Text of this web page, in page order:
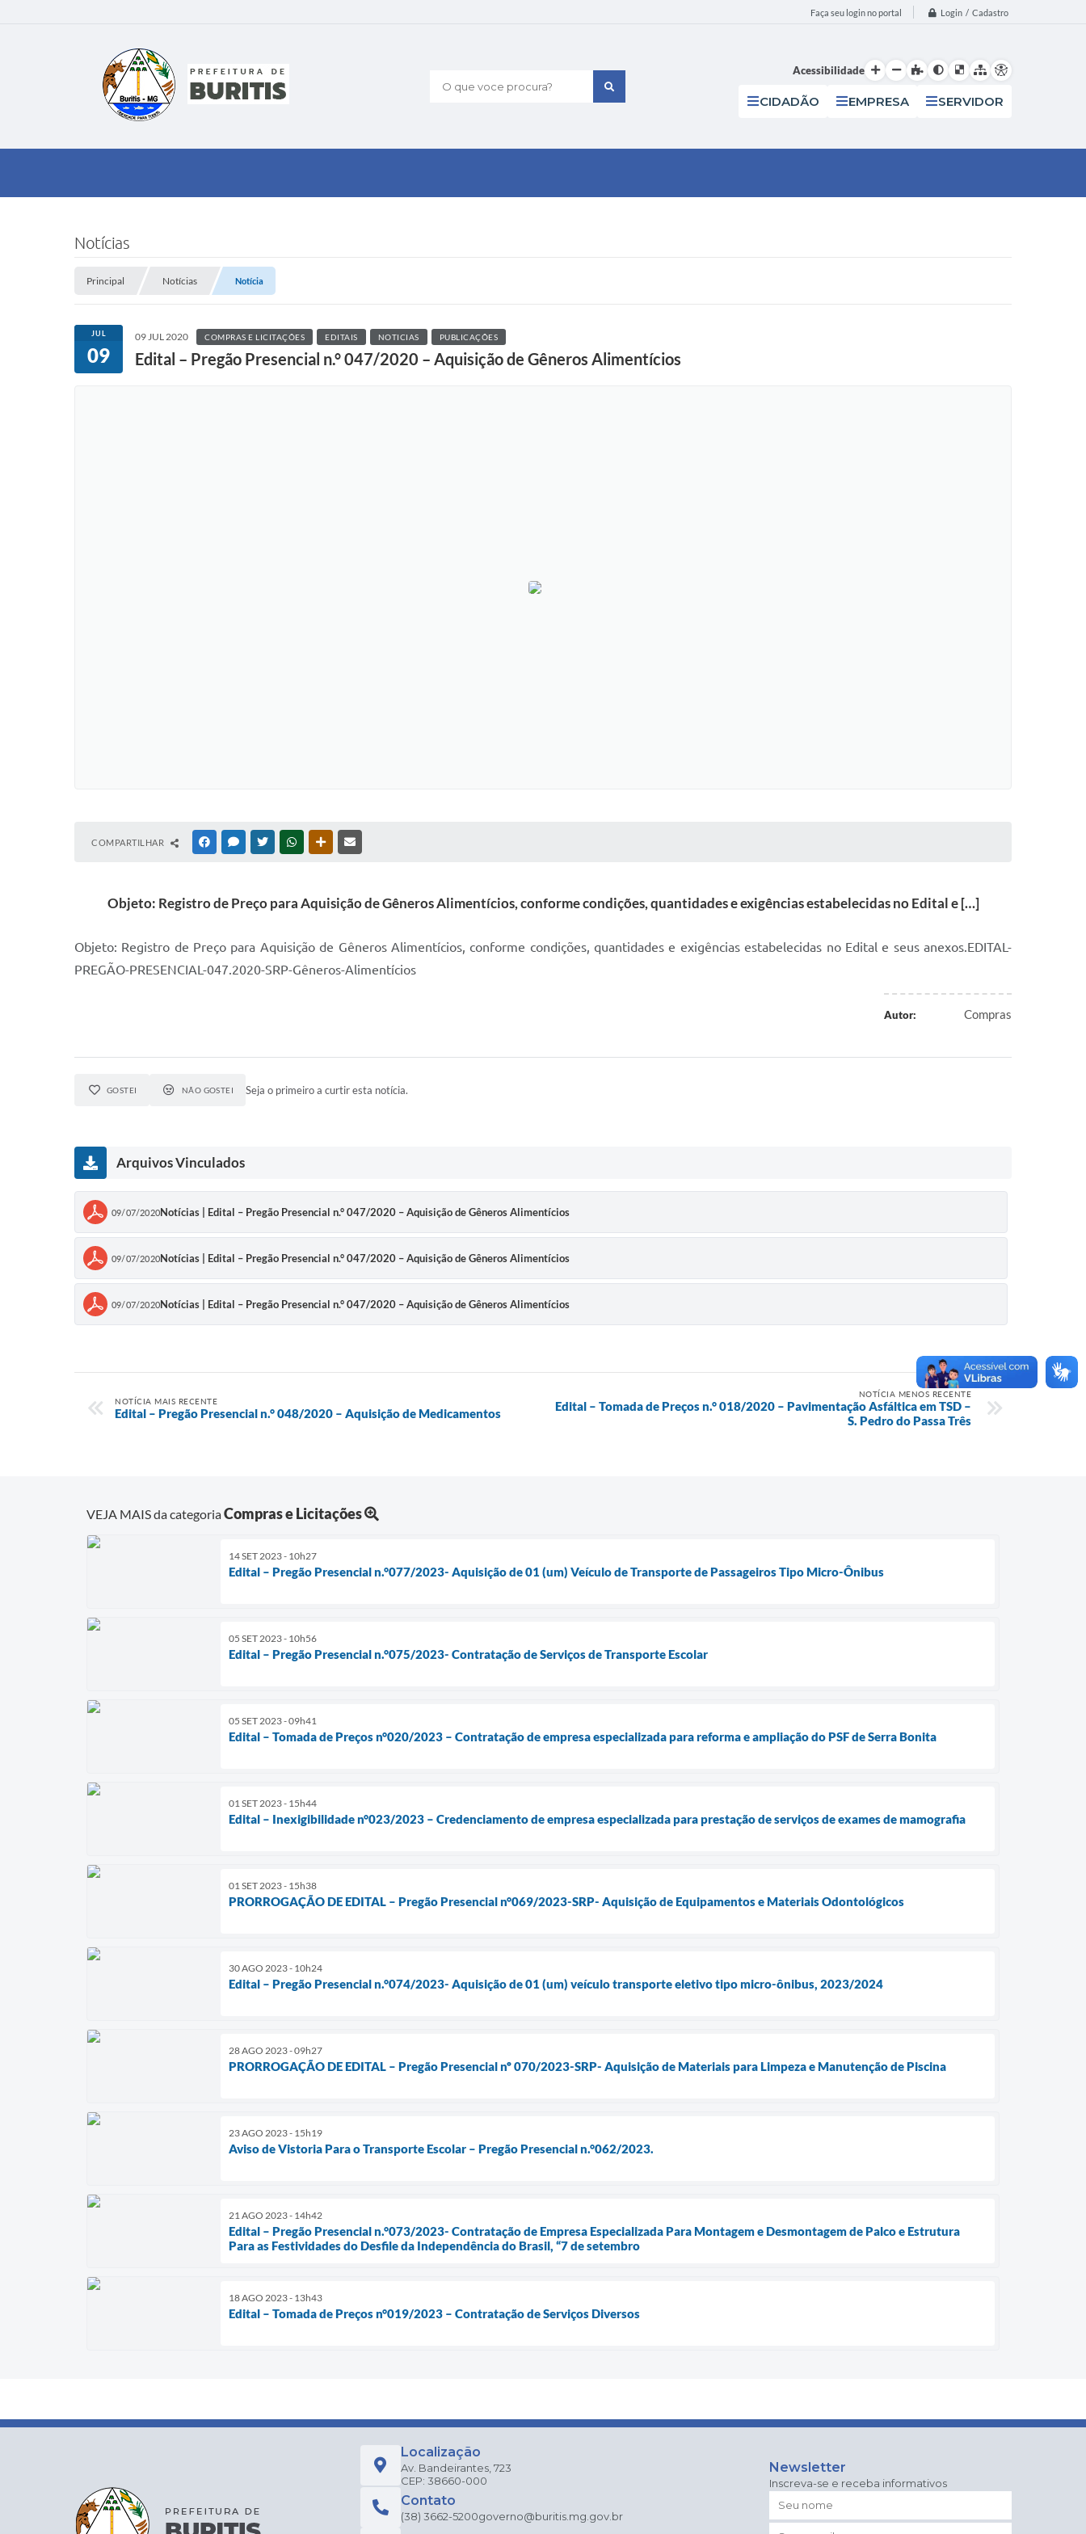
Faça seu login no portal Login / Cadastro
O que voce procura?
Acessibilidade
CIDADÃO EMPRESA SERVIDOR
Notícias
Principal Notícias Notícia
JUL
09
09 JUL 2020 COMPRAS E LICITAÇÕES EDITAIS NOTICIAS PUBLICAÇÕES
Edital – Pregão Presencial n.° 047/2020 – Aquisição de Gêneros Alimentícios
COMPARTILHAR FACEBOOKMESSENGER
TWITTERWHATSAPPOUTRAS MÍDIAS
Objeto: Registro de Preço para Aquisição de Gêneros Alimentícios, conforme condições, quantidades e exigências estabelecidas no Edital e […]
Objeto: Registro de Preço para Aquisição de Gêneros Alimentícios, conforme condições, quantidades e exigências estabelecidas no Edital e seus anexos.EDITAL-
PREGÃO-PRESENCIAL-047.2020-SRP-Gêneros-Alimentícios
Autor: Compras
GOSTEI NÃO GOSTEI Seja o primeiro a curtir esta notícia.
Arquivos Vinculados
09/07/2020Notícias | Edital – Pregão Presencial n.° 047/2020 – Aquisição de Gêneros Alimentícios
09/07/2020Notícias | Edital – Pregão Presencial n.° 047/2020 – Aquisição de Gêneros Alimentícios
09/07/2020Notícias | Edital – Pregão Presencial n.° 047/2020 – Aquisição de Gêneros Alimentícios
NOTÍCIA MAIS RECENTE
Edital – Pregão Presencial n.° 048/2020 – Aquisição de Medicamentos
NOTÍCIA MENOS RECENTE
Edital – Tomada de Preços n.° 018/2020 – Pavimentação Asfáltica em TSD –
S. Pedro do Passa Três
VEJA MAIS da categoriaCompras e Licitações
14 SET 2023 - 10h27
Edital – Pregão Presencial n.°077/2023- Aquisição de 01 (um) Veículo de Transporte de Passageiros Tipo Micro-Ônibus
05 SET 2023 - 10h56
Edital – Pregão Presencial n.°075/2023- Contratação de Serviços de Transporte Escolar
05 SET 2023 - 09h41
Edital – Tomada de Preços n°020/2023 – Contratação de empresa especializada para reforma e ampliação do PSF de Serra Bonita
01 SET 2023 - 15h44
Edital – Inexigibilidade n°023/2023 – Credenciamento de empresa especializada para prestação de serviços de exames de mamografia
01 SET 2023 - 15h38
PRORROGAÇÃO DE EDITAL – Pregão Presencial n°069/2023-SRP- Aquisição de Equipamentos e Materiais Odontológicos
30 AGO 2023 - 10h24
Edital – Pregão Presencial n.°074/2023- Aquisição de 01 (um) veículo transporte eletivo tipo micro-ônibus, 2023/2024
28 AGO 2023 - 09h27
PRORROGAÇÃO DE EDITAL – Pregão Presencial nº 070/2023-SRP- Aquisição de Materiais para Limpeza e Manutenção de Piscina
23 AGO 2023 - 15h19
Aviso de Vistoria Para o Transporte Escolar – Pregão Presencial n.°062/2023.
21 AGO 2023 - 14h42
Edital – Pregão Presencial n.°073/2023- Contratação de Empresa Especializada Para Montagem e Desmontagem de Palco e Estrutura
Para as Festividades do Desfile da Independência do Brasil, “7 de setembro
18 AGO 2023 - 13h43
Edital – Tomada de Preços n°019/2023 – Contratação de Serviços Diversos
Localização
Av. Bandeirantes, 723
CEP: 38660-000
Contato
(38) 3662-5200governo@buritis.mg.gov.br
Newsletter
Inscreva-se e receba informativos